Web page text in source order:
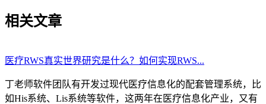
相关文章
医疗RWS真实世界研究是什么？如何实现RWS...
丁老师软件团队有开发过现代医疗信息化的配套管理系统，比
如His系统、Lis系统等软件，这两年在医疗信息化产业，又有